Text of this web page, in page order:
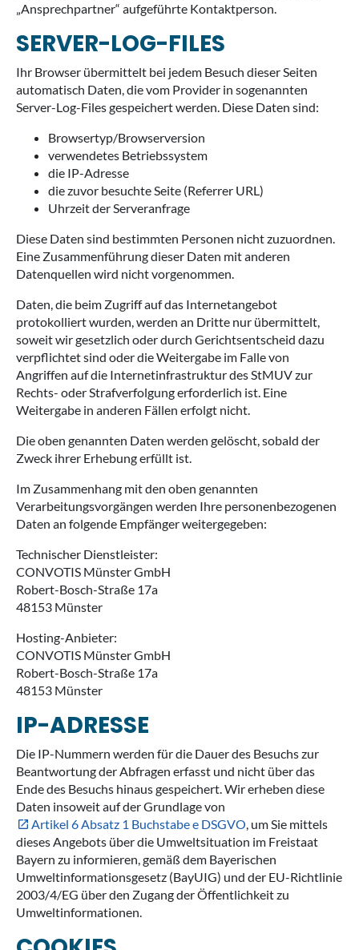
„Ansprechpartner“ aufgeführte Kontaktperson.
SERVER-LOG-FILES
Ihr Browser übermittelt bei jedem Besuch dieser Seiten
automatisch Daten, die vom Provider in sogenannten
Server-Log-Files gespeichert werden. Diese Daten sind:
Browsertyp/Browserversion
verwendetes Betriebssystem
die IP-Adresse
die zuvor besuchte Seite (Referrer URL)
Uhrzeit der Serveranfrage
Diese Daten sind bestimmten Personen nicht zuzuordnen.
Eine Zusammenführung dieser Daten mit anderen
Datenquellen wird nicht vorgenommen.
Daten, die beim Zugriff auf das Internetangebot
protokolliert wurden, werden an Dritte nur übermittelt,
soweit wir gesetzlich oder durch Gerichtsentscheid dazu
verpflichtet sind oder die Weitergabe im Falle von
Angriffen auf die Internetinfrastruktur des StMUV zur
Rechts- oder Strafverfolgung erforderlich ist. Eine
Weitergabe in anderen Fällen erfolgt nicht.
Die oben genannten Daten werden gelöscht, sobald der
Zweck ihrer Erhebung erfüllt ist.
Im Zusammenhang mit den oben genannten
Verarbeitungsvorgängen werden Ihre personenbezogenen
Daten an folgende Empfänger weitergegeben:
Technischer Dienstleister:
CONVOTIS Münster GmbH
Robert-Bosch-Straße 17a
48153 Münster
Hosting-Anbieter:
CONVOTIS Münster GmbH
Robert-Bosch-Straße 17a
48153 Münster
IP-ADRESSE
Die IP-Nummern werden für die Dauer des Besuchs zur
Beantwortung der Abfragen erfasst und nicht über das
Ende des Besuchs hinaus gespeichert. Wir erheben diese
Daten insoweit auf der Grundlage von
Artikel 6 Absatz 1 Buchstabe e DSGVO, um Sie mittels
dieses Angebots über die Umweltsituation im Freistaat
Bayern zu informieren, gemäß dem Bayerischen
Umweltinformationsgesetz (BayUIG) und der EU-Richtlinie
2003/4/EG über den Zugang der Öffentlichkeit zu
Umweltinformationen.